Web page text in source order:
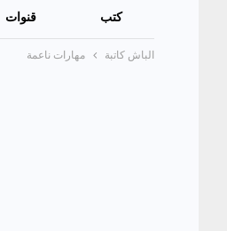
كتب قنوات
الباش كاتبة مهارات ناعمة